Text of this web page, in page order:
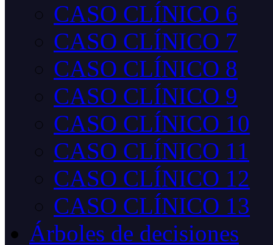
CASO CLÍNICO 6
CASO CLÍNICO 7
CASO CLÍNICO 8
CASO CLÍNICO 9
CASO CLÍNICO 10
CASO CLÍNICO 11
CASO CLÍNICO 12
CASO CLÍNICO 13
Árboles de decisiones